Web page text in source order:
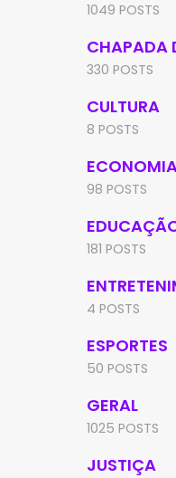
1049 POSTS
CHAPADA
330 POSTS
CULTURA
8 POSTS
98 POSTS
181 POSTS
4 POSTS
ESPORTES
50 POSTS
GERAL
1025 POSTS
JUSTIÇA